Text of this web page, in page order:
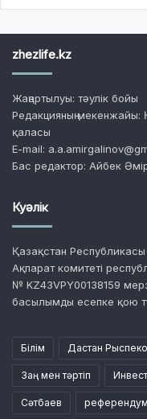
zhezlife.kz
Жаңартылуы: тәулік бойы
Редакцияның мекенжайы:
қаласы
E-mail:
Бас редактор: Айбек
Куәлік
Қазақстан Республикасы
Ақпарат комитеті
№ KZ43VPY00138159
басылымды есепке қою
Білім Дастан
Заң мен тәртіп
Сәтбаев